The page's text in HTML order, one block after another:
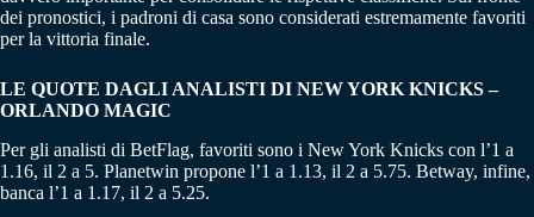
dei pronostici, i padroni di casa sono considerati estremamente favoriti
per la vittoria finale.
LE QUOTE DAGLI ANALISTI DI NEW YORK KNICKS –
ORLANDO MAGIC
Per gli analisti di BetFlag, favoriti sono i New York Knicks con l’1 a
1.16, il 2 a 5. Planetwin propone l’1 a 1.13, il 2 a 5.75. Betway, infine,
banca l’1 a 1.17, il 2 a 5.25.